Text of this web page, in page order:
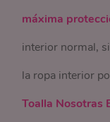
máxima
interior normal,
la ropa interior
Toalla Nosotras